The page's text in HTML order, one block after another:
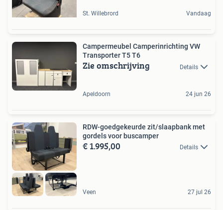
St. Willebrord Vandaag
Campermeubel Camperinrichting VW
Transporter T5 T6
Zie omschrijving Details
Apeldoorn 24 jun 26
RDW-goedgekeurde zit/slaapbank met
gordels voor buscamper
€ 1.995,00 Details
Veen 27 jul 26